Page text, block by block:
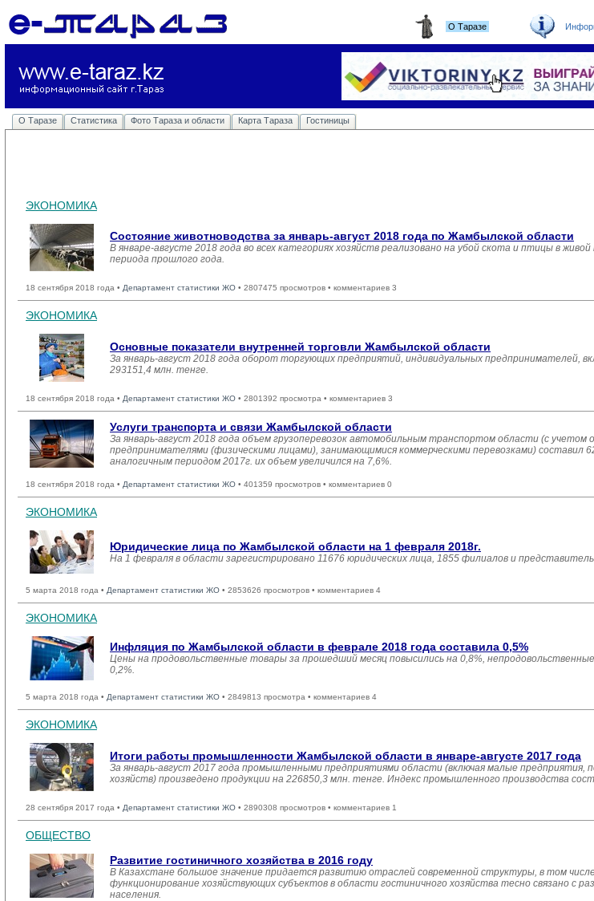
О Таразе
О Таразе Статистика Фото Тараза и области Карта Тараза Гостиницы
ЭКОНОМИКА
Состояние животноводства за январь-август 2018 года по Жамбылской области
В январе-августе 2018 года во всех категориях хозяйств реализовано на убой скота и птицы в
периода прошлого года.
18 сентября 2018 года • Департамент статистики ЖО • 2807475 просмотров • комментариев 3
ЭКОНОМИКА
Основные показатели внутренней торговли Жамбылской области
За январь-август 2018 года оборот торгующих предприятий, индивидуальных предпринимателей,
293151,4 млн. тенге.
18 сентября 2018 года • Департамент статистики ЖО • 2801392 просмотра • комментариев 3
Услуги транспорта и связи Жамбылской области
За январь-август 2018 года объем грузоперевозок автомобильным транспортом области (с учетом
предпринимателями (физическими лицами), занимающимися коммерческими перевозками) составил
аналогичным периодом 2017г. их объем увеличился на 7,6%.
18 сентября 2018 года • Департамент статистики ЖО • 401359 просмотров • комментариев 0
ЭКОНОМИКА
Юридические лица по Жамбылской области на 1 февраля 2018г.
На 1 февраля в области зарегистрировано 11676 юридических лица, 1855 филиалов и
5 марта 2018 года • Департамент статистики ЖО • 2853626 просмотров • комментариев 4
ЭКОНОМИКА
Инфляция по Жамбылской области в феврале 2018 года составила 0,5%
Цены на продовольственные товары за прошедший месяц повысились на 0,8%,
0,2%.
5 марта 2018 года • Департамент статистики ЖО • 2849813 просмотра • комментариев 4
ЭКОНОМИКА
Итоги работы промышленности Жамбылской области в январе-августе 2017 года
За январь-август 2017 года промышленными предприятиями области (включая малые предприятия,
хозяйств) произведено продукции на 226850,3 млн. тенге. Индекс промышленного производства
28 сентября 2017 года • Департамент статистики ЖО • 2890308 просмотров • комментариев 1
ОБЩЕСТВО
Развитие гостиничного хозяйства в 2016 году
В Казахстане большое значение придается развитию отраслей современной структуры, в том
функционирование хозяйствующих субъектов в области гостиничного хозяйства тесно связано с
населения.